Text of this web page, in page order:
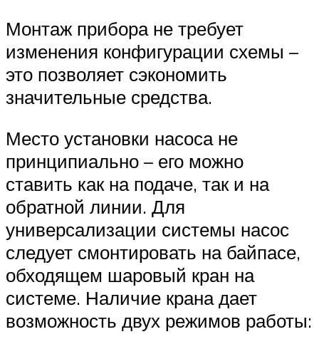
Монтаж прибора не требует
изменения конфигурации схемы –
это позволяет сэкономить
значительные средства.
Место установки насоса не
принципиально – его можно
ставить как на подаче, так и на
обратной линии. Для
универсализации системы насос
следует смонтировать на байпасе,
обходящем шаровый кран на
системе. Наличие крана дает
возможность двух режимов работы: